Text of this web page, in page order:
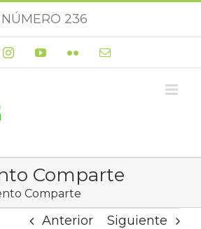
NÚMERO 236
InstagramYouTubeFlickr Correo
Comparte
Comparte
Anterior Siguiente